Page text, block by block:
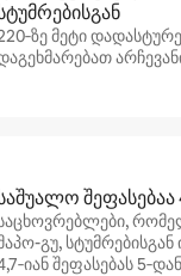
მეტი
შეფასებაა
გუ,
შეფასებას 5‑დან